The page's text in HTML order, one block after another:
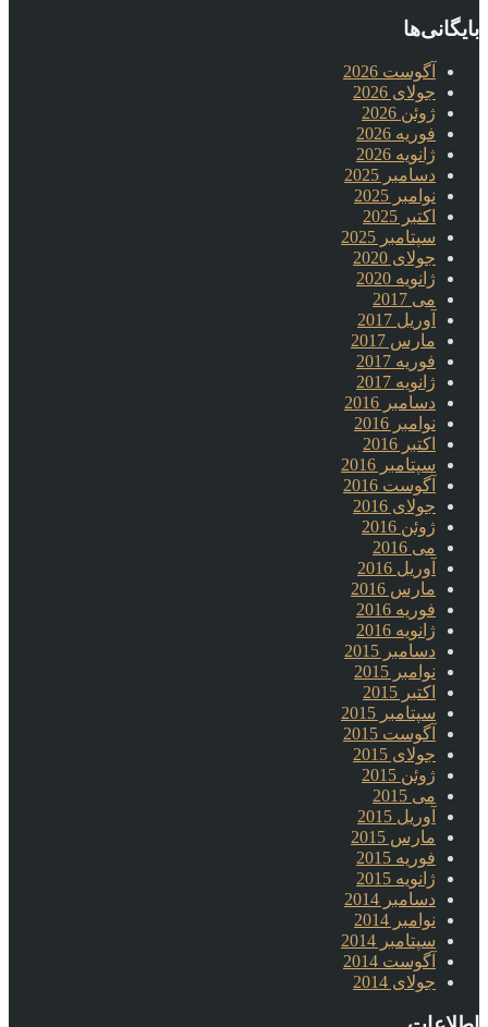
بایگانی‌ها
آگوست 2026
جولای 2026
ژوئن 2026
فوریه 2026
ژانویه 2026
دسامبر 2025
نوامبر 2025
اکتبر 2025
سپتامبر 2025
جولای 2020
ژانویه 2020
می 2017
آوریل 2017
مارس 2017
فوریه 2017
ژانویه 2017
دسامبر 2016
نوامبر 2016
اکتبر 2016
سپتامبر 2016
آگوست 2016
جولای 2016
ژوئن 2016
می 2016
آوریل 2016
مارس 2016
فوریه 2016
ژانویه 2016
دسامبر 2015
نوامبر 2015
اکتبر 2015
سپتامبر 2015
آگوست 2015
جولای 2015
ژوئن 2015
می 2015
آوریل 2015
مارس 2015
فوریه 2015
ژانویه 2015
دسامبر 2014
نوامبر 2014
سپتامبر 2014
آگوست 2014
جولای 2014